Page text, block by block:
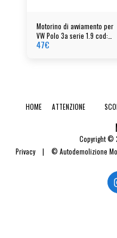
Motorino di avviamento per
VW Polo 3a serie 1.9 cod:
001124011 - 085911023a
47€
Copyright ©
Privacy| © Autodemolizione
HOME ATTENZIONE